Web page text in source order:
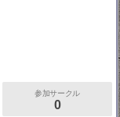
参加サークル
0